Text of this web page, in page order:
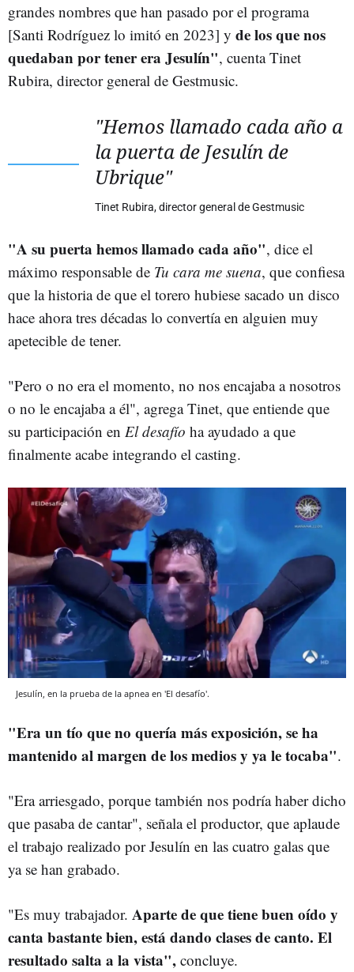
grandes nombres que han pasado por el programa
[Santi Rodríguez lo imitó en 2023] y de los que nos
quedaban por tener era Jesulín", cuenta Tinet
Rubira, director general de Gestmusic.
"Hemos llamado cada año a
la puerta de Jesulín de
Ubrique"
Tinet Rubira, director general de Gestmusic
"A su puerta hemos llamado cada año", dice el
máximo responsable de Tu cara me suena, que confiesa
que la historia de que el torero hubiese sacado un disco
hace ahora tres décadas lo convertía en alguien muy
apetecible de tener.
"Pero o no era el momento, no nos encajaba a nosotros
o no le encajaba a él", agrega Tinet, que entiende que
su participación en El desafío ha ayudado a que
finalmente acabe integrando el casting.
Jesulín, en la prueba de la apnea en 'El desafío'.
"Era un tío que no quería más exposición, se ha
mantenido al margen de los medios y ya le tocaba".
"Era arriesgado, porque también nos podría haber dicho
que pasaba de cantar", señala el productor, que aplaude
el trabajo realizado por Jesulín en las cuatro galas que
ya se han grabado.
"Es muy trabajador. Aparte de que tiene buen oído y
canta bastante bien, está dando clases de canto. El
resultado salta a la vista", concluye.